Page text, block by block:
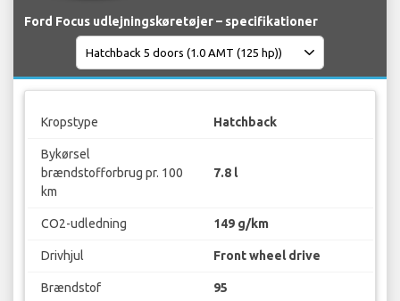
Ford Focus udlejningskøretøjer – specifikationer
Kropstype Hatchback
Bykørsel
brændstofforbrug pr. 100
km
7.8 l
CO2-udledning 149 g/km
Drivhjul Front wheel drive
Brændstof 95